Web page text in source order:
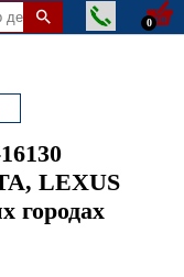
0
LEXUS
городах